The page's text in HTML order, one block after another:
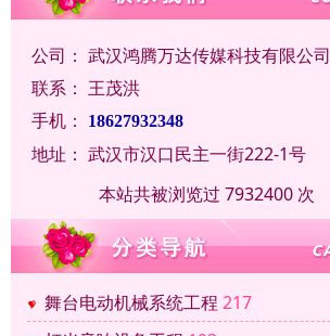
公司： 武汉鸿腾万达传媒科技有限公司
联系： 王茂洪
手机：
18627932348
地址： 武汉市汉口民主一街222-1号
本站共被浏览过 7932400 次
舞台电动机械系统工程 217